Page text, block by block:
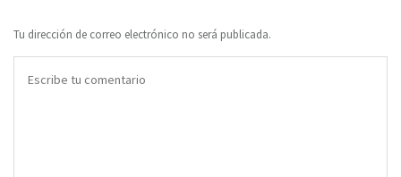
Tu dirección de correo electrónico no será publicada.